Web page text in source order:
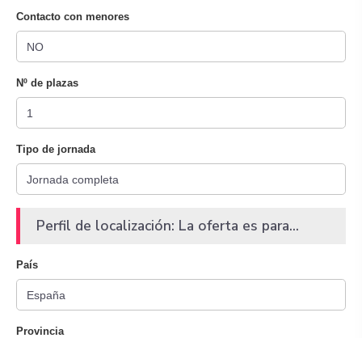
Contacto con menores
Nº de plazas
Tipo de jornada
Perfil de localización: La oferta es para...
País
Provincia